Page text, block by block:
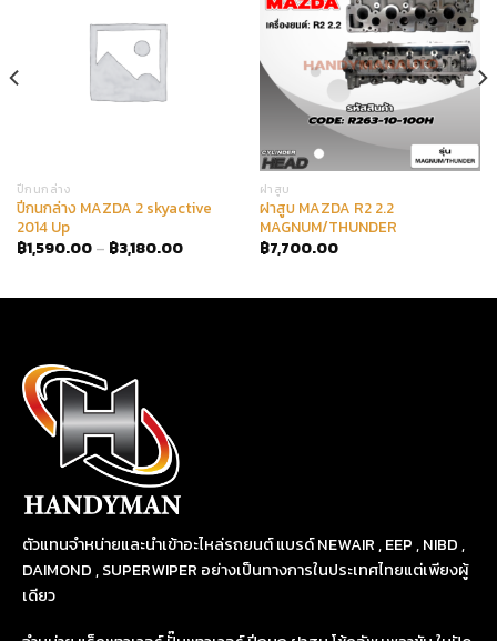
ปีกนกล่าง
ปีกนกล่าง MAZDA 2 skyactive
2014 Up
฿1,590.00– ฿3,180.00
ฝาสูบ
ฝาสูบ MAZDA R2 2.2
MAGNUM/THUNDER
฿7,700.00
ตัวแทนจำหน่ายและนำเข้าอะไหล่รถยนต์ แบรด์ NEWAIR , EEP , NIBD ,
DAIMOND , SUPERWIPER อย่างเป็นทางการในประเทศไทยแต่เพียงผู้
เดียว